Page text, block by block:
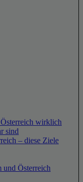
wirklich
sind
– diese Ziele
Österreich